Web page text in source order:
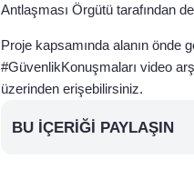
Antlaşması Örgütü tarafından
Proje kapsamında alanın önde
#GüvenlikKonuşmaları video
üzerinden erişebilirsiniz.
BU İÇERIĞI PAYLAŞIN